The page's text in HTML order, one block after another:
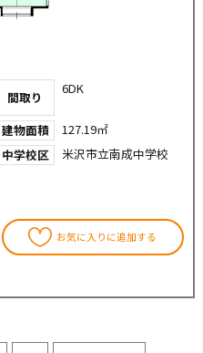
間取り
6DK
建物面積
127.19㎡
中学校区
米沢市立南成中学校
お気に入りに追加する